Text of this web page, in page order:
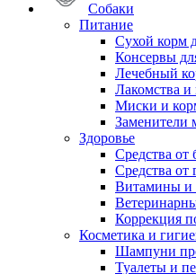
Собаки
Питание
Сухой корм
Консервы
Лечебный
Лакомства и
Миски и
Заменители
Здоровье
Средства от
Средства от
Витамины и
Коррекция
Косметика и
Шампуни
Туалеты и